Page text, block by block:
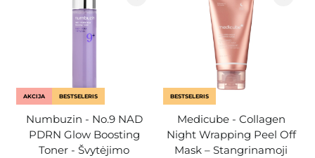
AKCIJA BESTSELERIS
Numbuzin - No.9 NAD
PDRN Glow Boosting
Toner - Švytėjimo
BESTSELERIS
Medicube - Collagen
Night Wrapping Peel Off
Mask – Stangrinamoji